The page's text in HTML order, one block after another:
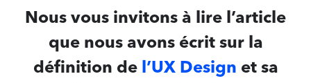
Nous vous invitons à lire l’article
que nous avons écrit sur la
définition de l’UX Design et sa